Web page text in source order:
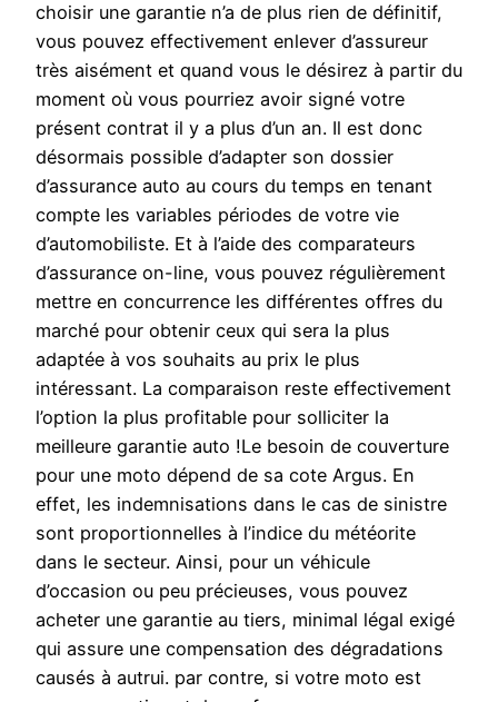
choisir une garantie n’a de plus rien de définitif,
vous pouvez effectivement enlever d’assureur
très aisément et quand vous le désirez à partir du
moment où vous pourriez avoir signé votre
présent contrat il y a plus d’un an. Il est donc
désormais possible d’adapter son dossier
d’assurance auto au cours du temps en tenant
compte les variables périodes de votre vie
d’automobiliste. Et à l’aide des comparateurs
d’assurance on-line, vous pouvez régulièrement
mettre en concurrence les différentes offres du
marché pour obtenir ceux qui sera la plus
adaptée à vos souhaits au prix le plus
intéressant. La comparaison reste effectivement
l’option la plus profitable pour solliciter la
meilleure garantie auto !Le besoin de couverture
pour une moto dépend de sa cote Argus. En
effet, les indemnisations dans le cas de sinistre
sont proportionnelles à l’indice du météorite
dans le secteur. Ainsi, pour un véhicule
d’occasion ou peu précieuses, vous pouvez
acheter une garantie au tiers, minimal légal exigé
qui assure une compensation des dégradations
causés à autrui. par contre, si votre moto est